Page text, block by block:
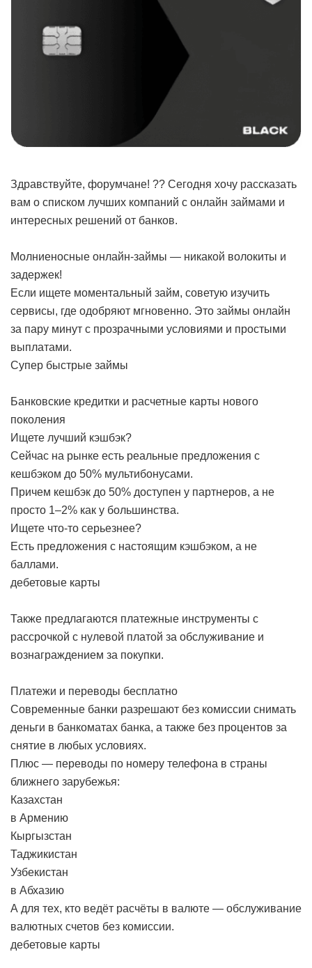
Здравствуйте, форумчане! ?? Сегодня хочу рассказать
вам о списком лучших компаний с онлайн займами и
интересных решений от банков.
Молниеносные онлайн-займы — никакой волокиты и
задержек!
Если ищете моментальный займ, советую изучить
сервисы, где одобряют мгновенно. Это займы онлайн
за пару минут с прозрачными условиями и простыми
выплатами.
Супер быстрые займы
Банковские кредитки и расчетные карты нового
поколения
Ищете лучший кэшбэк?
Сейчас на рынке есть реальные предложения с
кешбэком до 50% мультибонусами.
Причем кешбэк до 50% доступен у партнеров, а не
просто 1–2% как у большинства.
Ищете что-то серьезнее?
Есть предложения с настоящим кэшбэком, а не
баллами.
дебетовые карты
Также предлагаются платежные инструменты с
рассрочкой с нулевой платой за обслуживание и
вознаграждением за покупки.
Платежи и переводы бесплатно
Современные банки разрешают без комиссии снимать
деньги в банкоматах банка, а также без процентов за
снятие в любых условиях.
Плюс — переводы по номеру телефона в страны
ближнего зарубежья:
Казахстан
в Армению
Кыргызстан
Таджикистан
Узбекистан
в Абхазию
А для тех, кто ведёт расчёты в валюте — обслуживание
валютных счетов без комиссии.
дебетовые карты